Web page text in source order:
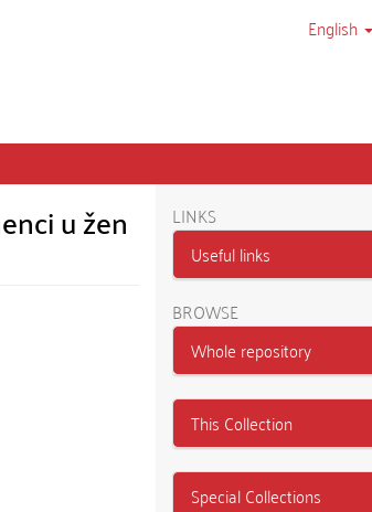
English
u žen
LINKS
Useful links
BROWSE
Whole repository
This Collection
Special Collections